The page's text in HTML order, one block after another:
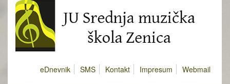
eDnevnik SMS Kontakt Impresum Webmail